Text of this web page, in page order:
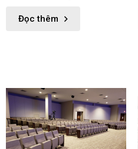
chọn được sản phẩm phù hợp
Đọc thêm